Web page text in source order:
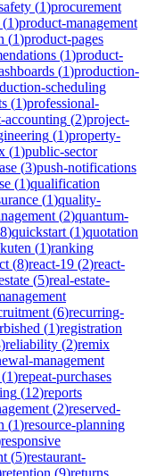
(1)procurement
(1)product-management
(1)product-pages
(1)product-
(1)production-
scheduling
(1)professional-
accounting (2)project-
(1)property-
(1)public-sector
(3)push-notifications
(1)qualification
(1)quality-
(2)quantum-
8)quickstart (1)quotation
(1)ranking
(8)react-19 (2)react-
(5)real-estate-
(6)recurring-
(1)registration
)reliability (2)remix
management
(1)repeat-purchases
(12)reports
(2)reserved-
(1)resource-planning
responsive
(5)restaurant-
retention (9)returns